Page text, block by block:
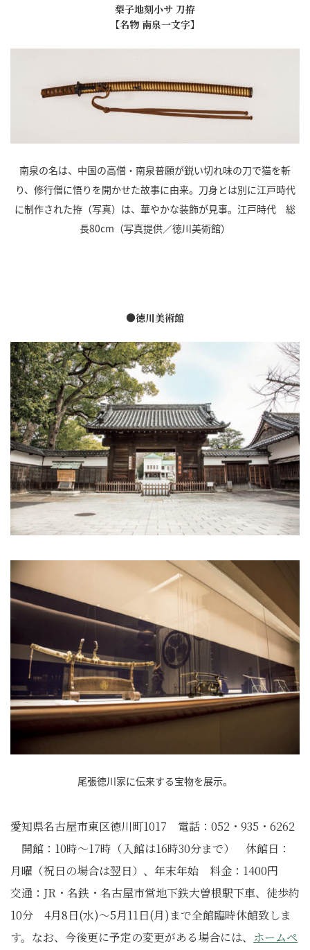
梨子地刻小サ 刀拵
【名物 南泉一文字】
南泉の名は、中国の高僧・南泉普願が鋭い切れ味の刀で猫を斬
り、修行僧に悟りを開かせた故事に由来。刀身とは別に江戸時代
に制作された拵（写真）は、華やかな装飾が見事。江戸時代 総
長80cm（写真提供／徳川美術館）
●徳川美術館
尾張徳川家に伝来する宝物を展示。
愛知県名古屋市東区徳川町1017 電話：052・935・6262
開館：10時～17時（入館は16時30分まで） 休館日：
月曜（祝日の場合は翌日）、年末年始 料金：1400円
交通：JR・名鉄・名古屋市営地下鉄大曽根駅下車、徒歩約
10分 4月8日(水)～5月11日(月)まで全館臨時休館致しま
す。なお、今後更に予定の変更がある場合には、 ホームペ